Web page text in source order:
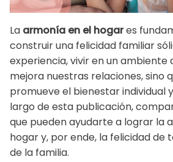
La armonía en el hogares
construir una felicidad familiar
experiencia, vivir en un ambiente
mejora nuestras relaciones, sino
promueve el bienestar individual
largo de esta publicación,
que pueden ayudarte a lograr la
hogar y, por ende, la felicidad de
de la familia.